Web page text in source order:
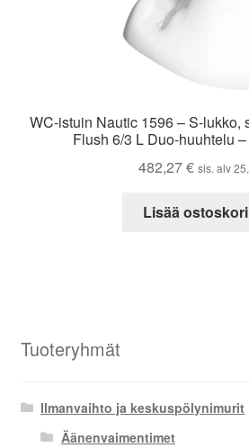
WC-istuin Nautic 1596 – S-lukko,
Flush 6/3 L Duo-huuhtelu
482,27€ sis. alv
Lisää
Tuoteryhmät
Ilmanvaihto ja keskuspölynimurit
Äänenvaimentimet